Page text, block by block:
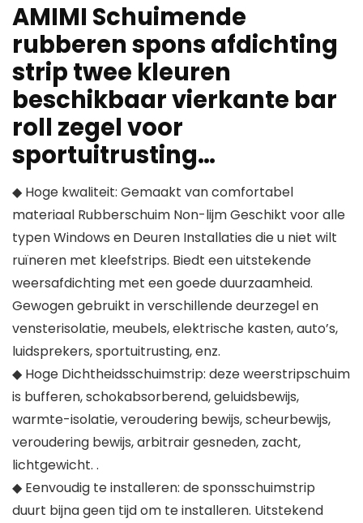
AMIMI Schuimende
rubberen spons afdichting
strip twee kleuren
beschikbaar vierkante bar
roll zegel voor
sportuitrusting…
◆ Hoge kwaliteit: Gemaakt van comfortabel
materiaal Rubberschuim Non-lijm Geschikt voor alle
typen Windows en Deuren Installaties die u niet wilt
ruïneren met kleefstrips. Biedt een uitstekende
weersafdichting met een goede duurzaamheid.
Gewogen gebruikt in verschillende deurzegel en
vensterisolatie, meubels, elektrische kasten, auto’s,
luidsprekers, sportuitrusting, enz.
◆ Hoge Dichtheidsschuimstrip: deze weerstripschuim
is bufferen, schokabsorberend, geluidsbewijs,
warmte-isolatie, veroudering bewijs, scheurbewijs,
veroudering bewijs, arbitrair gesneden, zacht,
lichtgewicht. .
◆ Eenvoudig te installeren: de sponsschuimstrip
duurt bijna geen tijd om te installeren. Uitstekend